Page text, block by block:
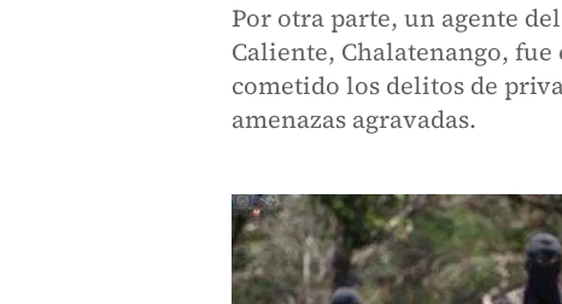
Por otra parte, un agente
Caliente, Chalatenango,
cometido los delitos de
amenazas agravadas.